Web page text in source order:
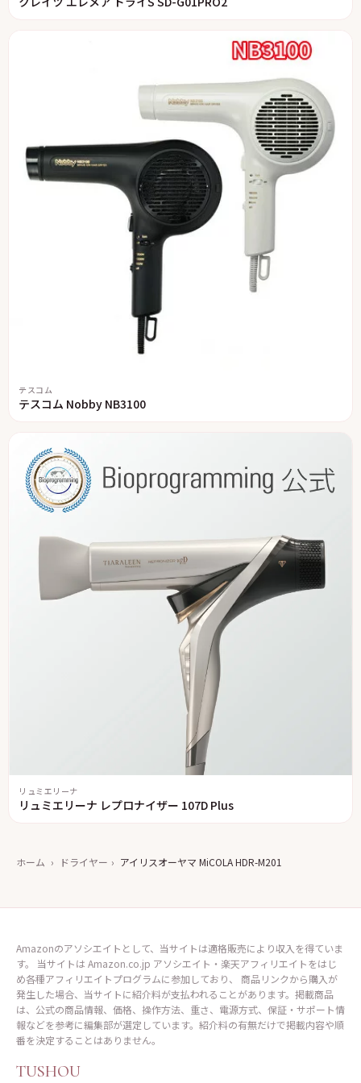
テスコム
テスコム Nobby NB3100
リュミエリーナ
リュミエリーナ レプロナイザー 107D Plus
ホーム › ドライヤー › アイリスオーヤマ MiCOLA HDR-M201
Amazonのアソシエイトとして、当サイトは適格販売により収入を得ていま
す。 当サイトは Amazon.co.jp アソシエイト・楽天アフィリエイトをはじ
め各種アフィリエイトプログラムに参加しており、 商品リンクから購入が
発生した場合、当サイトに紹介料が支払われることがあります。掲載商品
は、公式の商品情報、価格、操作方法、重さ、電源方式、保証・サポート情
報などを参考に編集部が選定しています。紹介料の有無だけで掲載内容や順
番を決定することはありません。
TUSHOU